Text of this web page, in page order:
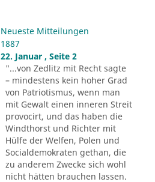
Neueste Mitteilungen
1887
22. Januar , Seite 2
"...von Zedlitz mit Recht sagte
– mindestens kein hoher Grad
von Patriotismus, wenn man
mit Gewalt einen inneren Streit
provocirt, und das haben die
Windthorst und Richter mit
Hülfe der Welfen, Polen und
Socialdemokraten gethan, die
zu anderem Zwecke sich wohl
nicht hätten brauchen lassen.